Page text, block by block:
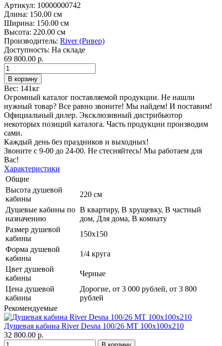
Артикул: 10000000742
Длина: 150.00 см
Ширина: 150.00 см
Высота: 220.00 см
Производитель: River (Ривер)
Доступность: На складе
69 800.00 р.
Вес: 141кг
Огромный каталог поставляемой продукции. Не нашли
нужный товар? Все равно звоните! Мы найдем! И поставим!
Официальный дилер. Эксклюзивный дистрибьютор
некоторых позиций каталога. Часть продукции производим
сами.
Каждый день без праздников и выходных!
Звоните с 9-00 до 24-00. Не стесняйтесь! Мы работаем для
Вас!
Характеристики
Общие
Высота душевой
кабины
220 см
Душевые кабины по
назначению
В квартиру, В хрущевку, В частный
дом, Для дома, В комнату
Размер душевой
кабины
150х150
Форма душевой
кабины
1/4 круга
Цвет душевой
кабины
Черные
Цена душевой
кабины
Дорогие, от 3 000 рублей, от 3 800
рублей
Рекомендуемые
Душевая кабина River Desna 100/26 МТ 100х100х210
32 800.00 р.